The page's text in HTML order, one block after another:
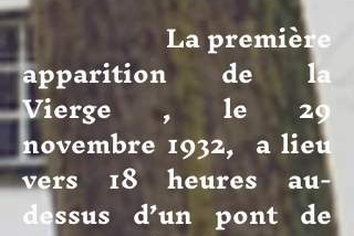
La première
apparition de la
Vierge , le 29
novembre 1932, a lieu
vers 18 heures au-
dessus d’un pont de